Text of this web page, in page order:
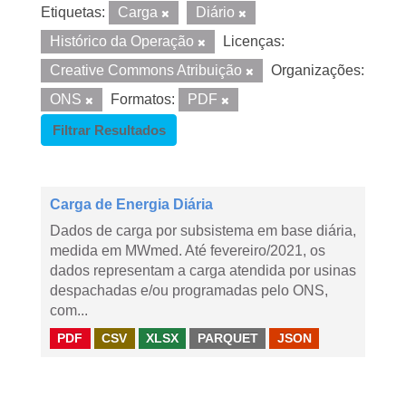
Etiquetas: Carga
Diário
Histórico da Operação
Licenças:
Creative Commons Atribuição
Organizações:
ONS
Formatos:
PDF
Filtrar Resultados
Carga de Energia Diária
Dados de carga por subsistema em base diária,
medida em MWmed. Até fevereiro/2021, os
dados representam a carga atendida por usinas
despachadas e/ou programadas pelo ONS,
com...
PDF CSV XLSX PARQUET JSON